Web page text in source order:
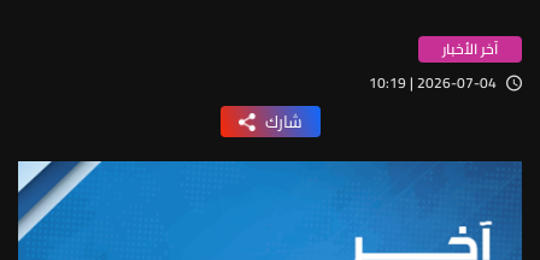
آخر الأخبار
2026-07-04 | 10:19
شارك